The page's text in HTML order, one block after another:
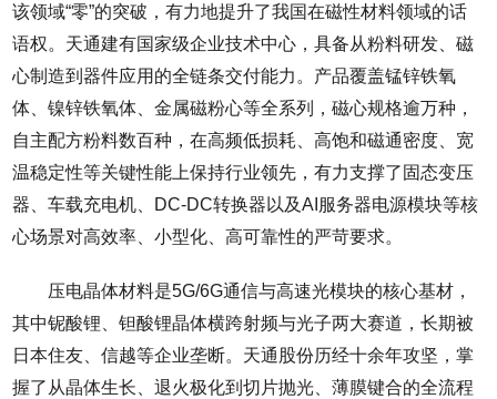
该领域“零”的突破，有力地提升了我国在磁性材料领域的话
语权。天通建有国家级企业技术中心，具备从粉料研发、磁
心制造到器件应用的全链条交付能力。产品覆盖锰锌铁氧
体、镍锌铁氧体、金属磁粉心等全系列，磁心规格逾万种，
自主配方粉料数百种，在高频低损耗、高饱和磁通密度、宽
温稳定性等关键性能上保持行业领先，有力支撑了固态变压
器、车载充电机、DC-DC转换器以及AI服务器电源模块等核
心场景对高效率、小型化、高可靠性的严苛要求。
压电晶体材料是5G/6G通信与高速光模块的核心基材，
其中铌酸锂、钽酸锂晶体横跨射频与光子两大赛道，长期被
日本住友、信越等企业垄断。天通股份历经十余年攻坚，掌
握了从晶体生长、退火极化到切片抛光、薄膜键合的全流程